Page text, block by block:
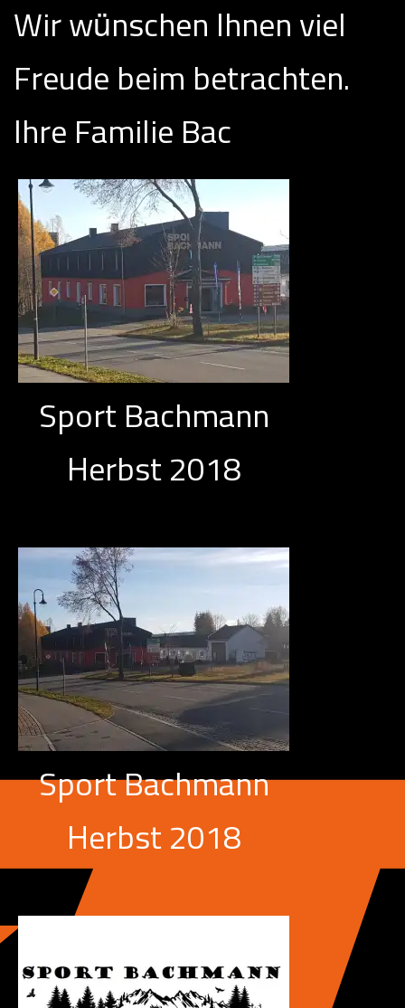
Wir wünschen Ihnen viel
Freude beim betrachten.
Ihre Familie Bac
Sport Bachmann
Herbst 2018
Sport Bachmann
Herbst 2018